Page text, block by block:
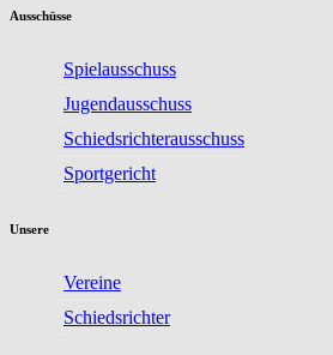
Ausschüsse
Spielausschuss
Jugendausschuss
Schiedsrichterausschuss
Sportgericht
Unsere
Vereine
Schiedsrichter